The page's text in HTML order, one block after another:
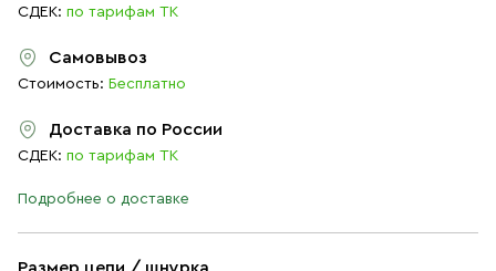
СДЕК: по тарифам ТК
Самовывоз
Стоимость: Бесплатно
Доставка по России
СДЕК: по тарифам ТК
Подробнее о доставке